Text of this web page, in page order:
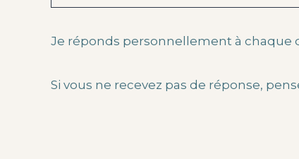
Je réponds personnellement à chaque
Si vous ne recevez pas de réponse,